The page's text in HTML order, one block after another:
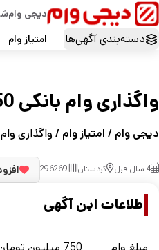
دیجی وام
دسته‌بندی آگهی‌ها
امتیاز وام
واگذاری وام بانکی 750 میلیون تومانی در کردستان
دیجی وام / امتیاز وام / واگذاری وام بانکی 750 میلیون
4 سال قبل کردستان 296269
اطلاعات این آگهی